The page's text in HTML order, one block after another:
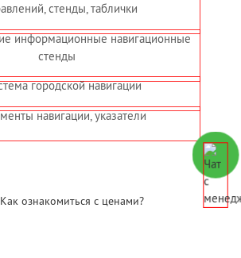
Как ознакомиться с ценами?